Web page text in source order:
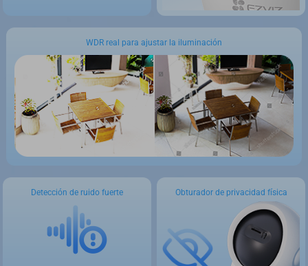
WDR real para ajustar la iluminación
Detección de ruido fuerte Obturador de privacidad física